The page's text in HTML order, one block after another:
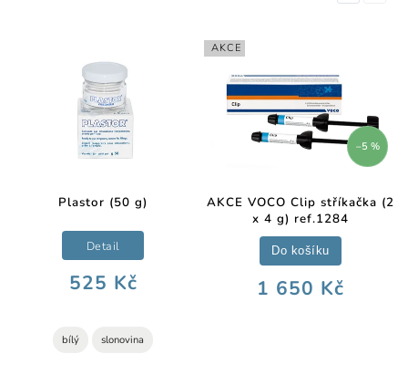
Plastor (50 g)
525 Kč
Detail
bílý slonovina
AKCE
–5 %
AKCE VOCO Clip stříkačka (2
x 4 g) ref.1284
1 650 Kč
Do košíku